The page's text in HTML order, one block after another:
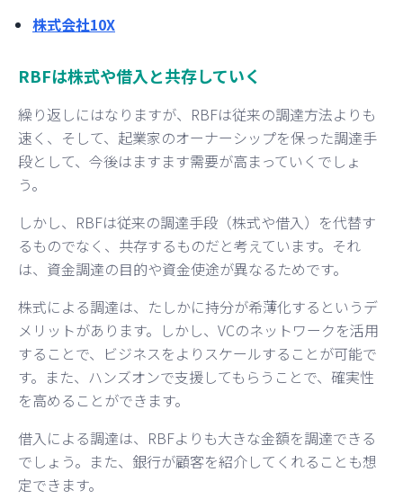
株式会社10X
RBFは株式や借入と共存していく
繰り返しにはなりますが、RBFは従来の調達方法よりも
速く、そして、起業家のオーナーシップを保った調達手
段として、今後はますます需要が高まっていくでしょ
う。
しかし、RBFは従来の調達手段（株式や借入）を代替す
るものでなく、共存するものだと考えています。それ
は、資金調達の目的や資金使途が異なるためです。
株式による調達は、たしかに持分が希薄化するというデ
メリットがあります。しかし、VCのネットワークを活用
することで、ビジネスをよりスケールすることが可能で
す。また、ハンズオンで支援してもらうことで、確実性
を高めることができます。
借入による調達は、RBFよりも大きな金額を調達できる
でしょう。また、銀行が顧客を紹介してくれることも想
定できます。